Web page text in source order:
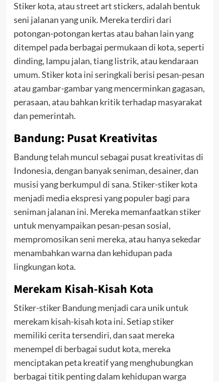
Stiker kota, atau street art stickers, adalah bentuk
seni jalanan yang unik. Mereka terdiri dari
potongan-potongan kertas atau bahan lain yang
ditempel pada berbagai permukaan di kota, seperti
dinding, lampu jalan, tiang listrik, atau kendaraan
umum. Stiker kota ini seringkali berisi pesan-pesan
atau gambar-gambar yang mencerminkan gagasan,
perasaan, atau bahkan kritik terhadap masyarakat
dan pemerintah.
Bandung: Pusat Kreativitas
Bandung telah muncul sebagai pusat kreativitas di
Indonesia, dengan banyak seniman, desainer, dan
musisi yang berkumpul di sana. Stiker-stiker kota
menjadi media ekspresi yang populer bagi para
seniman jalanan ini. Mereka memanfaatkan stiker
untuk menyampaikan pesan-pesan sosial,
mempromosikan seni mereka, atau hanya sekedar
menambahkan warna dan kehidupan pada
lingkungan kota.
Merekam Kisah-Kisah Kota
Stiker-stiker Bandung menjadi cara unik untuk
merekam kisah-kisah kota ini. Setiap stiker
memiliki cerita tersendiri, dan saat mereka
menempel di berbagai sudut kota, mereka
menciptakan peta kreatif yang menghubungkan
berbagai titik penting dalam kehidupan warga